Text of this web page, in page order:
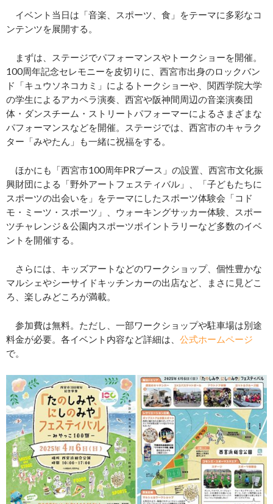
イベント当日は「音楽、スポーツ、食」をテーマに多彩なコ
ンテンツを展開する。
まずは、ステージでパフォーマンスやトークショーを開催。
100周年記念セレモニーを皮切りに、西宮市出身のロックバン
ド「キュウソネコカミ」によるトークショーや、関西学院大学
の学生によるアカペラ演奏、西宮や阪神間周辺の音楽演奏団
体・ダンスチーム・ストリートパフォーマーによるさまざまな
パフォーマンスなどを開催。ステージでは、西宮市のキャラク
ター「みやたん」も一緒に祝福をする。
ほかにも「西宮市100周年PRブース」の設置、西宮市文化振
興財団による「野外アートフェスティバル」、「子どもたちに
スポーツの出会いを」をテーマにしたスポーツ体験会「コド
モ・ミーツ・スポーツ」、ウォーキングサッカー体験、スポー
ツチャレンジ＆公園内スポーツポイントラリーなど多数のイベ
ントを開催する。
さらには、キッズアートなどのワークショップ、個性豊かな
マルシェやシーサイドキッチンカーの出店など、まさに見どこ
ろ、楽しみどころが満載。
参加費は無料。ただし、一部ワークショップや駐車場は別途
料金が必要。各イベント内容など詳細は、 公式ホームページ
で。